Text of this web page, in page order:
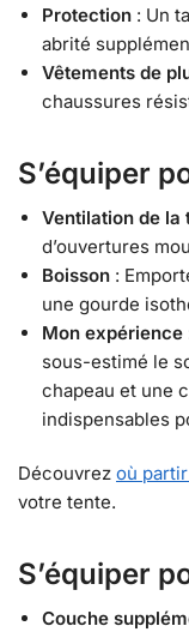
Protection : Un
abrité
Vêtements de
chaussures
S’équiper
Ventilation de la
d’ouvertures
Boisson :
une gourde
Mon expérience
sous-estimé le
chapeau et une
indispensables
Découvrez où
votre tente.
S’équiper
Couche